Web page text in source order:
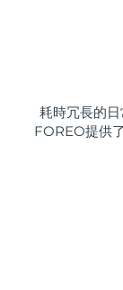
耗時冗長的
FOREO提供